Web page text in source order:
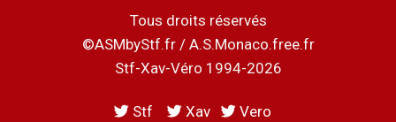
Tous droits réservés
©ASMbyStf.fr / A.S.Monaco.free.fr
Stf-Xav-Véro 1994-2026
Stf Xav Vero